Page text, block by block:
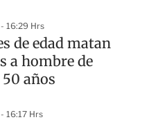
16:29 Hrs
de edad matan
a hombre de
años
16:17 Hrs